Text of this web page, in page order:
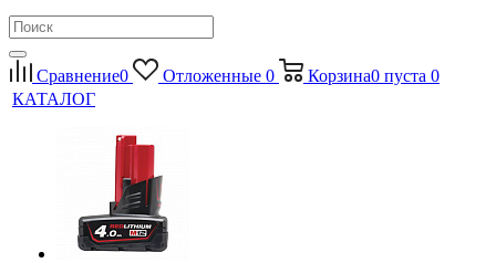
Сравнение0 Отложенные 0 Корзина0 пуста 0
КАТАЛОГ